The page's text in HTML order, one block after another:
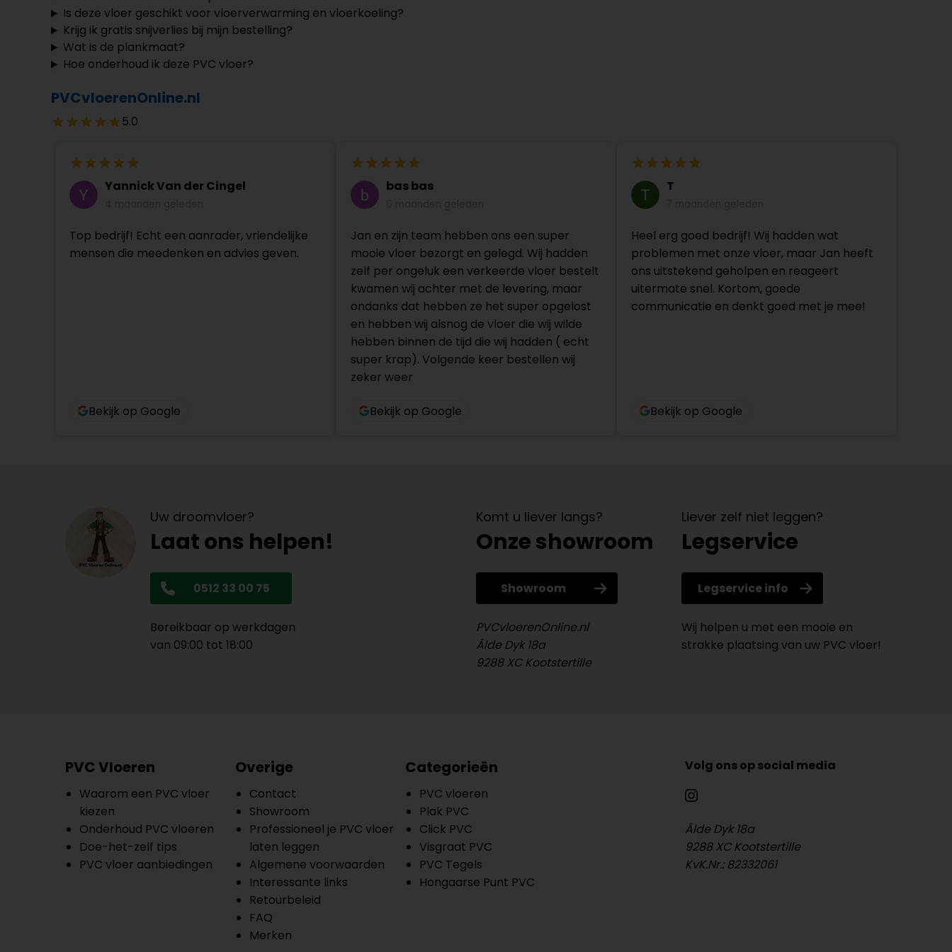
Is deze vloer geschikt voor vloerverwarming en vloerkoeling?
Krijg ik gratis snijverlies bij mijn bestelling?
Wat is de plankmaat?
Hoe onderhoud ik deze PVC vloer?
PVCvloerenOnline.nl
5.0
Yannick Van der Cingel
Top bedrijf! Echt een aanrader, vriendelijke
mensen die meedenken en advies geven.
Bekijk op Google
bas bas
Jan en zijn team hebben ons een super
mooie vloer bezorgt en gelegd. Wij hadden
zelf per ongeluk een verkeerde vloer bestelt
kwamen wij achter met de levering, maar
ondanks dat hebben ze het super opgelost
en hebben wij alsnog de vloer die wij wilde
hebben binnen de tijd die wij hadden ( echt
super krap). Volgende keer bestellen wij
zeker weer
Bekijk op Google
T
Heel erg goed bedrijf! Wij hadden wat
problemen met onze vloer, maar Jan heeft
ons uitstekend geholpen en reageert
uitermate snel. Kortom, goede
communicatie en denkt goed met je mee!
Bekijk op Google
Uw droomvloer?
Laat ons helpen!
0512 33 00 75
Bereikbaar op werkdagen
van 09:00 tot 18:00
Komt u liever langs?
Onze showroom
Showroom
PVCvloerenOnline.nl
Âlde Dyk 18a
9288 XC Kootstertille
Liever zelf niet leggen?
Legservice
Legservice info
Wij helpen u met een mooie en
strakke plaatsing van uw PVC vloer!
PVC Vloeren
Waarom een PVC vloer
kiezen
Onderhoud PVC vloeren
Doe-het-zelf tips
PVC vloer aanbiedingen
Overige
Contact
Showroom
Professioneel je PVC vloer
laten leggen
Algemene voorwaarden
Interessante links
Retourbeleid
FAQ
Merken
Categorieën
PVC vloeren
Plak PVC
Click PVC
Visgraat PVC
PVC Tegels
Hongaarse Punt PVC
Volg ons op social media
Âlde Dyk 18a
9288 XC Kootstertille
KvK.Nr.: 82332061